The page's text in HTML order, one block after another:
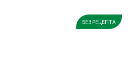
БЕЗ РЕЦЕПТА